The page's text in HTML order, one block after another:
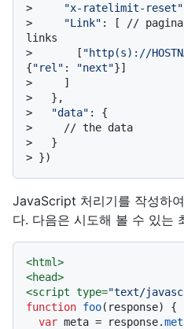
>
"x-ratelimit-reset"
>
"Link" : [ //
links
>
      [
"http(s)://
{"rel" : "next"}]
>
    ]
>
  },
>
"data" : {
>
    // the data
>
  }
> })
JavaScript 처리기를 작성하
다. 다음은 시도해 볼 수 있는
<html>
<head>
<script type="text/
function foo( response) {
var meta = response.